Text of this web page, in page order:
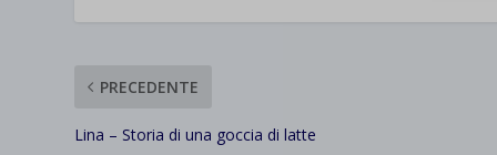
PRECEDENTE
Lina – Storia di una goccia di latte